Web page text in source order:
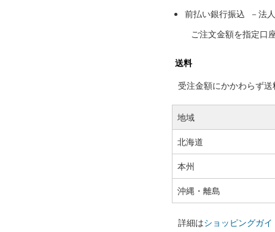
前払い銀行振込 －法
ご注文金額を指定口
送料
受注金額にかかわらず
地域
北海道
本州
沖縄・離島
詳細はショッピングガイ